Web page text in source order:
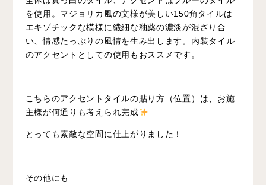
を使用。マジョリカ風の文様が美しい150角タイルは
エキゾチックな模様に繊細な釉薬の濃淡が混ざり合
い、情感たっぷりの風情を生み出します。内装タイル
のアクセントとしての使用もおススメです。
こちらのアクセントタイルの貼り方（位置）は、お施
主様が何通りも考えられ完成
とっても素敵な空間に仕上がりました！
その他にも